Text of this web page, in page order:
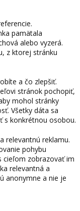
pamätala
alebo vyzerá.
z ktorej stránku
a čo zlepšiť.
stránok pochopiť,
mohol stránky
Všetky dáta sa
s konkrétnou osobou.
relevantnú reklamu.
pohybu
cieľom zobrazovať im
relevantná a
anonymne a nie je